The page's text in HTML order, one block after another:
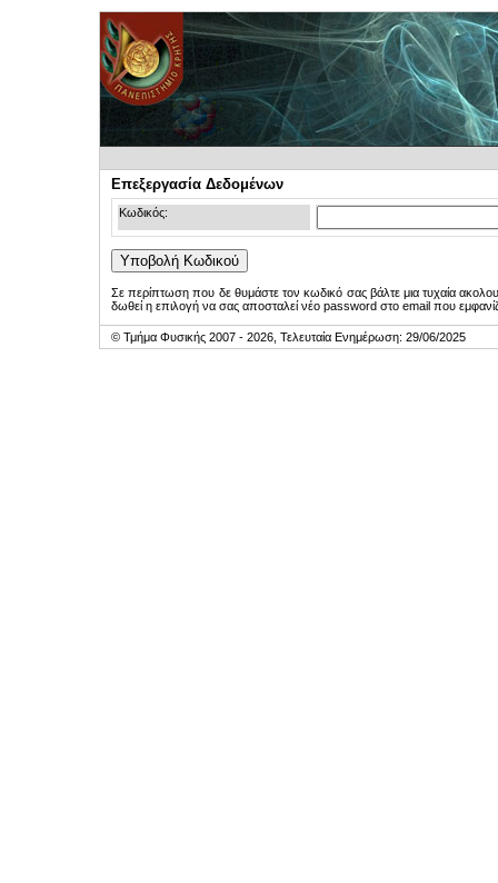
Επεξεργασία Δεδομένων
Κωδικός:
Σε περίπτωση που δε θυμάστε τον κωδικό σας βάλτε μια τυχαία
δωθεί η επιλογή να σας αποσταλεί νέο password στο email που
© Τμήμα Φυσικής 2007 - 2026, Τελευταία Ενημέρωση: 29/06/2025